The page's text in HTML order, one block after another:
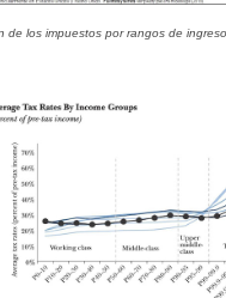
de los impuestos por rangos de